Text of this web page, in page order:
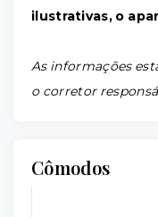
ilustrativas, o
As informações
o corretor
Cômodos